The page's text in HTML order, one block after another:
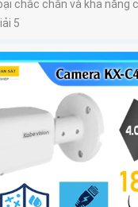
chắc chắn và khả năng
5